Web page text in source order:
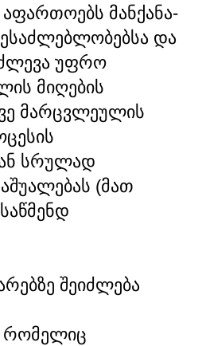
მანქანა-
და
უფრო
მიღების
მარცვლეულის
სრულად
(მათ
შეიძლება
რომელიც